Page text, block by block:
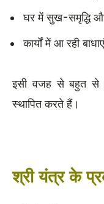
घर में सुख-समृद्धि
कार्यों में आ रही
इसी वजह से बहुत से
स्थापित करते हैं।
श्री यंत्र के